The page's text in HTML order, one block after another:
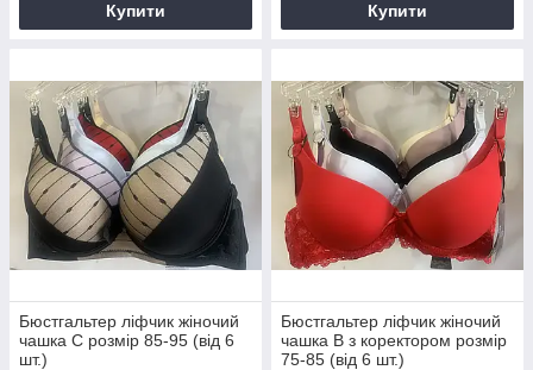
Купити Купити
Бюстгальтер ліфчик жіночий
чашка C розмір 85-95 (від 6
шт.)
Бюстгальтер ліфчик жіночий
чашка B з коректором розмір
75-85 (від 6 шт.)